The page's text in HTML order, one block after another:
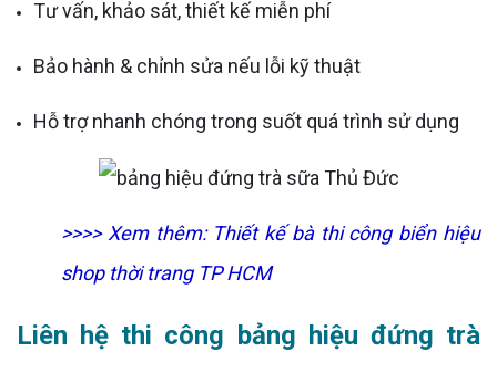
Tư vấn, khảo sát, thiết kế miễn phí
Bảo hành & chỉnh sửa nếu lỗi kỹ thuật
Hỗ trợ nhanh chóng trong suốt quá trình sử dụng
>>>> Xem thêm: Thiết kế bà thi công biển hiệu
shop thời trang TP HCM
Liên hệ thi công bảng hiệu đứng trà